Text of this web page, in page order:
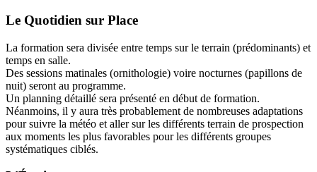
Le Quotidien sur Place
La formation sera divisée entre temps sur le terrain (prédominants) et
temps en salle.
Des sessions matinales (ornithologie) voire nocturnes (papillons de
nuit) seront au programme.
Un planning détaillé sera présenté en début de formation.
Néanmoins, il y aura très probablement de nombreuses adaptations
pour suivre la météo et aller sur les différents terrain de prospection
aux moments les plus favorables pour les différents groupes
systématiques ciblés.